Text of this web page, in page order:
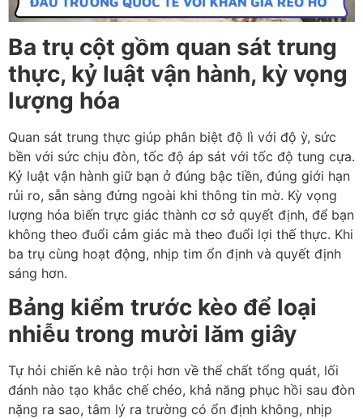
Ba trụ cột gồm quan sát trung
thực, kỷ luật vận hành, kỳ vọng
lượng hóa
Quan sát trung thực giúp phân biệt độ lì với độ ỳ, sức
bền với sức chịu đòn, tốc độ áp sát với tốc độ tung cựa.
Kỷ luật vận hành giữ bạn ở đúng bậc tiền, đúng giới hạn
rủi ro, sẵn sàng đứng ngoài khi thông tin mờ. Kỳ vọng
lượng hóa biến trực giác thành cơ sở quyết định, để bạn
không theo đuổi cảm giác mà theo đuổi lợi thế thực. Khi
ba trụ cùng hoạt động, nhịp tim ổn định và quyết định
sáng hơn.
Bảng kiểm trước kèo để loại
nhiễu trong mười lăm giây
Tự hỏi chiến kê nào trội hơn về thể chất tổng quát, lối
đánh nào tạo khắc chế chéo, khả năng phục hồi sau đòn
nặng ra sao, tâm lý ra trường có ổn định không, nhịp